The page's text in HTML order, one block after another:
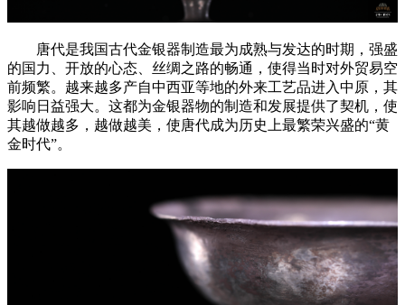
唐代是我国古代金银器制造最为成熟与发达的时期，强盛
的国力、开放的心态、丝绸之路的畅通，使得当时对外贸易空
前频繁。越来越多产自中西亚等地的外来工艺品进入中原，其
影响日益强大。这都为金银器物的制造和发展提供了契机，使
其越做越多，越做越美，使唐代成为历史上最繁荣兴盛的“黄
金时代”。